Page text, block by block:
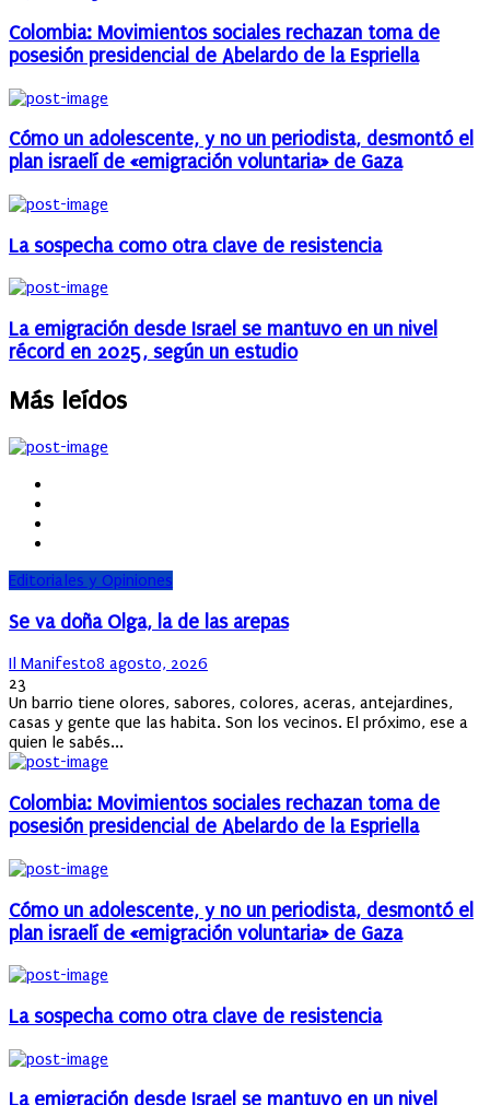
Colombia: Movimientos sociales rechazan toma de
posesión presidencial de Abelardo de la Espriella
Cómo un adolescente, y no un periodista, desmontó el
plan israelí de «emigración voluntaria» de Gaza
La sospecha como otra clave de resistencia
La emigración desde Israel se mantuvo en un nivel
récord en 2025, según un estudio
Más leídos
Editoriales y Opiniones
Se va doña Olga, la de las arepas
Author
Il ManifestoPosted
8 agosto, 2026
23
Un barrio tiene olores, sabores, colores, aceras, antejardines,
casas y gente que las habita. Son los vecinos. El próximo, ese a
quien le sabés...
Colombia: Movimientos sociales rechazan toma de
posesión presidencial de Abelardo de la Espriella
Cómo un adolescente, y no un periodista, desmontó el
plan israelí de «emigración voluntaria» de Gaza
La sospecha como otra clave de resistencia